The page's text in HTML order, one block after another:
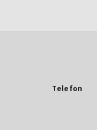
Telefon